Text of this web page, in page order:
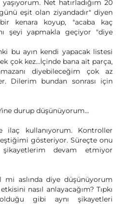
Net hatırladığım 20
eşit olan ziyandadır" diyen
kenara koyup, "acaba kaç
şeyi yapmakla geçiyor "diye
bu ayın kendi yapacak listesi
çok kez...İçinde bana ait parça,
diyebileceğim çok az
Dilerim bundan sonrası için
durup düşünüyorum...
ilaç kullanıyorum. Kontroller
gösteriyor. Süreçte onu
devam etmiyor
aslında diye düşünüyorum
nasıl anlayacağım? Tıpkı
olduğu gibi aynı şikayetleri